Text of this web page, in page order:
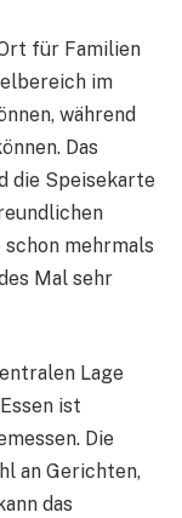
für Familien
im
während
Das
die Speisekarte
mehrmals
Mal sehr
Lage
ist
Die
an Gerichten,
das